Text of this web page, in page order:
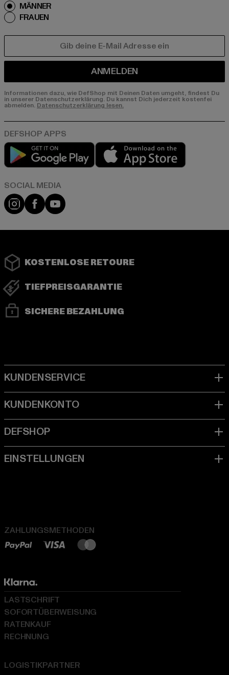
MÄNNER
FRAUEN
ANMELDEN
Informationen dazu, wie DefShop mit Deinen Daten umgeht, findest Du
in unserer Datenschutzerklärung. Du kannst Dich jederzeit kostenfei
abmelden. Datenschutzerklärung lesen.
Play market
Instagram
FacebookYouTube
KOSTENLOSE RETOURE
TIEFPREISGARANTIE
SICHERE BEZAHLUNG
ZAHLUNGSMETHODEN
LOGISTIKPARTNER
LASTSCHRIFT
SOFORTÜBERWEISUNG
RATENKAUF
RECHNUNG